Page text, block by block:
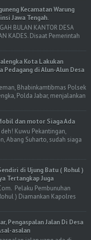
Kecamatan Warung
Jawa Tengah.
BULAN KANTOR DESA
KADES. Disaat Pemerintah
Kota Lakukan
Pedagang di Alun-Alun Desa
Bhabinkamtibmas Polsek
Polda Jabar, menjalankan
dan motor Siaga Ada
Kuwu Pekantingan,
Abang Suharto, sudah siaga
di Ujung Batu ( Rohul )
Tertangkap Juga
Pelaku Pembunuhan
) Diamankan Kapolres
Pengaspalan Jalan Di Desa
asalan